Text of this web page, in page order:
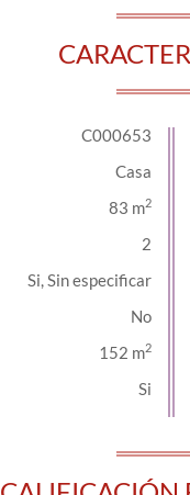
C000653
Casa
83 m2
2
Si, Sin especificar
152 m2